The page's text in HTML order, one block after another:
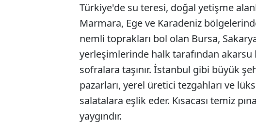
Türkiye'de su teresi, doğal yetişme
Marmara, Ege ve Karadeniz
nemli toprakları bol olan Bursa,
yerleşimlerinde halk tarafından
sofralara taşınır. İstanbul gibi büyük
pazarları, yerel üretici tezgahları ve
salatalara eşlik eder. Kısacası temiz
yaygındır.